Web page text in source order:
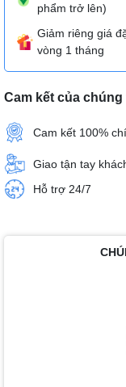
phẩm trở lên)
Giảm riêng giá
vòng 1 tháng
Cam kết của chúng
Cam kết 100%
Giao tận tay
Hỗ trợ 24/7